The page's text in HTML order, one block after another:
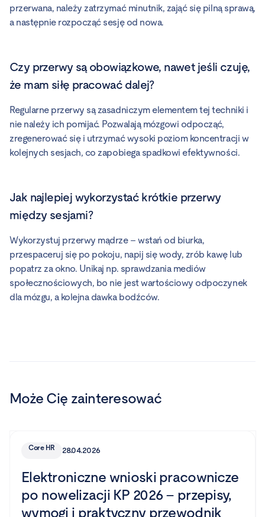
przerwana, należy zatrzymać minutnik, zająć się pilną sprawą,
a następnie rozpocząć sesję od nowa.
Czy przerwy są obowiązkowe, nawet jeśli czuję,
że mam siłę pracować dalej?
Regularne przerwy są zasadniczym elementem tej techniki i
nie należy ich pomijać. Pozwalają mózgowi odpocząć,
zregenerować się i utrzymać wysoki poziom koncentracji w
kolejnych sesjach, co zapobiega spadkowi efektywności.
Jak najlepiej wykorzystać krótkie przerwy
między sesjami?
Wykorzystuj przerwy mądrze – wstań od biurka,
przespaceruj się po pokoju, napij się wody, zrób kawę lub
popatrz za okno. Unikaj np. sprawdzania mediów
społecznościowych, bo nie jest wartościowy odpoczynek
dla mózgu, a kolejna dawka bodźców.
Może Cię zainteresować
Core HR 28.04.2026
Elektroniczne wnioski pracownicze
po nowelizacji KP 2026 – przepisy,
wymogi i praktyczny przewodnik